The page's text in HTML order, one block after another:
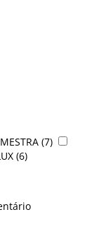
MESTRA (7)
(6)